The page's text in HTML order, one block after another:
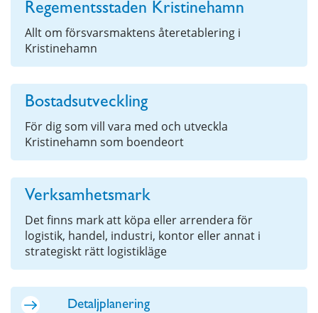
Regementsstaden Kristinehamn
Allt om försvarsmaktens återetablering i
Kristinehamn
Bostadsutveckling
För dig som vill vara med och utveckla
Kristinehamn som boendeort
Verksamhetsmark
Det finns mark att köpa eller arrendera för
logistik, handel, industri, kontor eller annat i
strategiskt rätt logistikläge
Detaljplanering